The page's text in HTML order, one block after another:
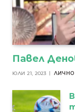
Павел
ЮЛИ 21, 2023